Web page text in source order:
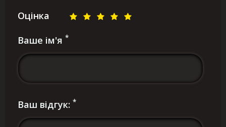
Оцінка
Ваше ім'я *
Ваш відгук: *